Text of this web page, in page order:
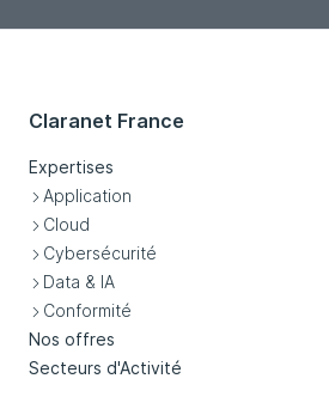
Claranet France
Expertises
Application
Cloud
Cybersécurité
Data & IA
Conformité
Nos offres
Secteurs d'Activité